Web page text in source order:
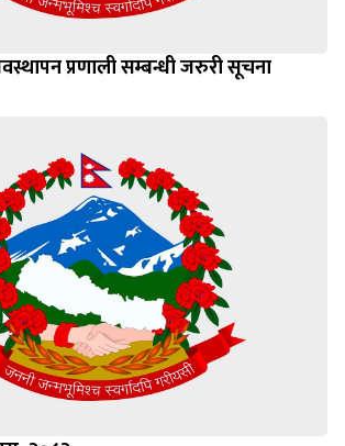
प्रणाली सम्बन्धी जरुरी सूचना